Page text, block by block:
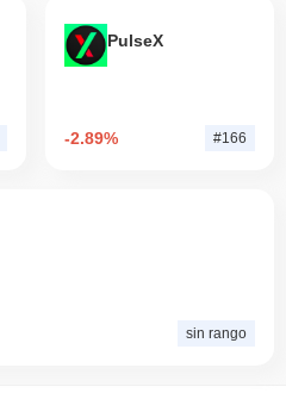
PulseX
-2.89% #166
sin rango